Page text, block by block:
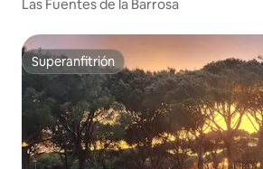
Las Fuentes de la Barrosa
Superanfitrión
Superanfitrión